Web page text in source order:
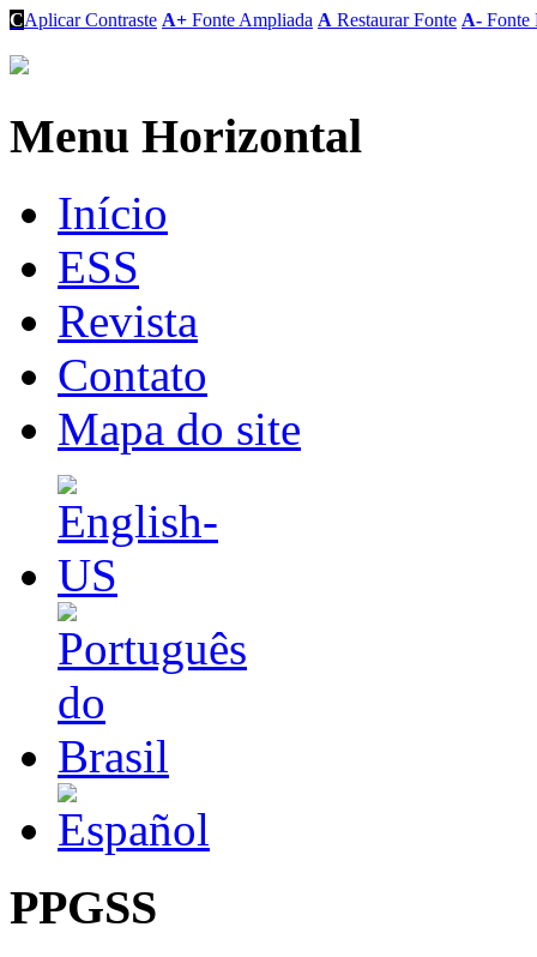
CAplicar Contraste A+ Fonte Ampliada A Restaurar Fonte A- Fonte
Menu Horizontal
Início
ESS
Revista
Contato
Mapa do site
PPGSS